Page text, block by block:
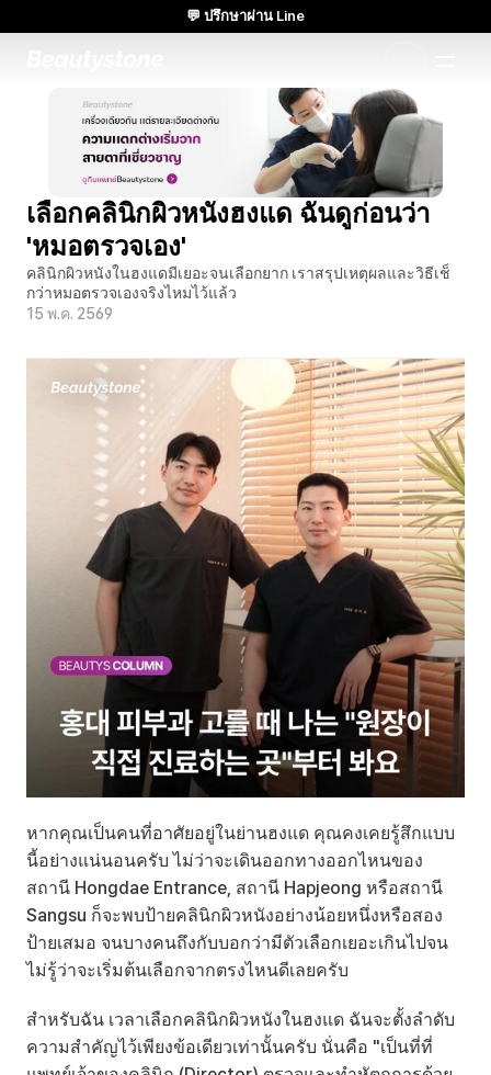
เลือกคลินิกผิวหนังฮงแด ฉันดูก่อนว่า
'หมอตรวจเอง'
คลินิกผิวหนังในฮงแดมีเยอะจนเลือกยาก เราสรุปเหตุผลและวิธีเช็
กว่าหมอตรวจเองจริงไหมไว้แล้ว
15 พ.ค. 2569
หากคุณเป็นคนที่อาศัยอยู่ในย่านฮงแด คุณคงเคยรู้สึกแบบ
นี้อย่างแน่นอนครับ ไม่ว่าจะเดินออกทางออกไหนของ
สถานี Hongdae Entrance, สถานี Hapjeong หรือสถานี
Sangsu ก็จะพบป้ายคลินิกผิวหนังอย่างน้อยหนึ่งหรือสอง
ป้ายเสมอ จนบางคนถึงกับบอกว่ามีตัวเลือกเยอะเกินไปจน
ไม่รู้ว่าจะเริ่มต้นเลือกจากตรงไหนดีเลยครับ
สำหรับฉัน เวลาเลือกคลินิกผิวหนังในฮงแด ฉันจะตั้งลำดับ
ความสำคัญไว้เพียงข้อเดียวเท่านั้นครับ นั่นคือ "เป็นที่ที่
💬 ปรึกษาผ่าน Line
🌸 Beautystone Clinic เข้าร่วม Cadaver workshop ของ Meditox ที่